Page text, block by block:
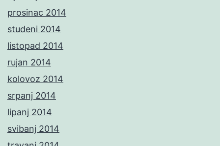
prosinac 2014
studeni 2014
listopad 2014
rujan 2014
kolovoz 2014
srpanj 2014
lipanj 2014
svibanj 2014